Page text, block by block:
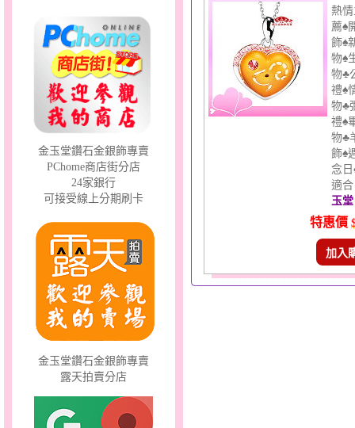
許願星光～黃金墜
幸福溫暖～金銀鋼套鍊
愛在心坎～金銀鋼套鍊
金玉堂鑽石金銀飾專賣
PChome商店街分店
24家銀行
可接受線上分期刷卡
金玉堂鑽石金銀飾專賣
露天拍賣分店
熱
薦♠
飾♠
物♠
物♣
禮♠
物♣
禮♠
物♣
飾♠
念
適
玉堂
特惠價
加入